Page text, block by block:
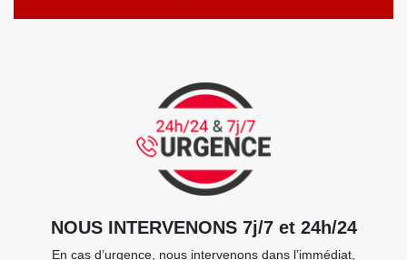
NOUS INTERVENONS 7j/7 et 24h/24
En cas d’urgence, nous intervenons dans l’immédiat,